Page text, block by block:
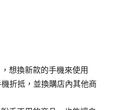
想換新款的手機來使用
折抵，並換購店內其他商